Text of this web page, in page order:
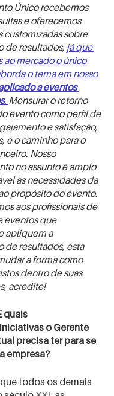
Único recebemos
e oferecemos
customizadas sobre
de resultados, já que
ao mercado o único
o tema em nosso
a eventos
. Mensurar o retorno
evento como perfil de
e satisfação,
é o caminho para o
Nosso
no assunto é amplo
às necessidades da
propósito do evento.
aos profissionais de
eventos que
apliquem a
de resultados, esta
a forma como
dentro de suas
acredite!
quais
o Gerente
precisa ter para se
empresa?
todos os demais